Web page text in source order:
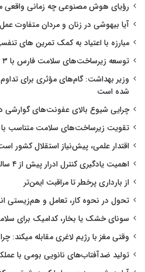
رؤیای هوش مصنوعی چه زمانی واقعی
آیا بیهوشی در زنان و مردان متفاوت
مبارزه با اعتیاد به کمک تمرین های
توسعه زیرساخت‌های سلامت فارس با ۳ پروژه شتاب گرفت
وزیر بهداشت: گام‌های مؤثری برای
شده است
چرایی شیوع بالای عفونت‌های گوارشی
تقویت زیرساخت‌های سلامت متناسب با
اقتدار علمی، پیش‌نیاز استقلال کشور
اهمیت یادگیری کنترل ادرار پیش از ۴ سالگی
از بارداری پرخطر تا مراقبت ایمن‌تر
تحول در نحوه کار، تعامل و هم‌زیستی
سونای خشک یا بخار، کدامیک برای
وقتی مغز با رژیم لاغری مقابله میکند:
تولید ضدآفتاب‌های نانویی بومی با